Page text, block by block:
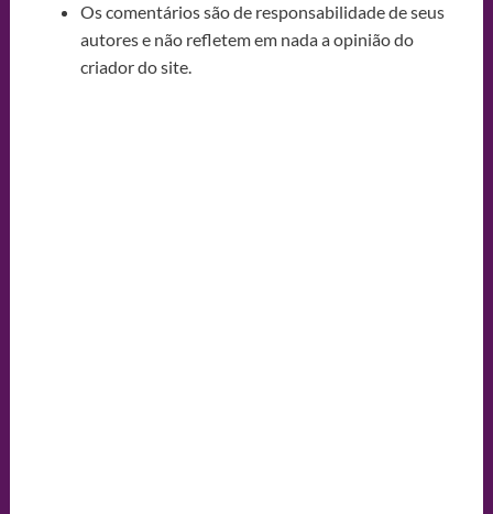
Os comentários são de responsabilidade de seus
autores e não refletem em nada a opinião do
criador do site.